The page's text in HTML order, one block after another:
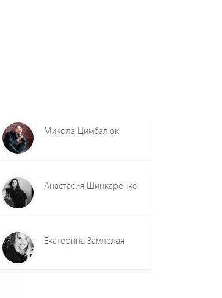
Микола Цимбалюк
Анастасия Шинкаренко
Екатерина Замлелая